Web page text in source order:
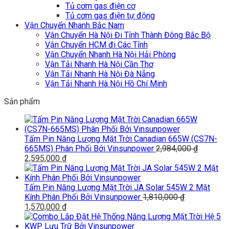
Tủ cơm gas điện cơ
Tủ cơm gas điện tự động
Vận Chuyển Nhanh Bắc Nam
Vận Chuyển Hà Nội Đi Tỉnh Thành Đông Bắc Bộ
Vận Chuyển HCM đi Các Tỉnh
Vận Chuyển Nhanh Hà Nội Hải Phòng
Vận Tải Nhanh Hà Nội Cần Thơ
Vận Tải Nhanh Hà Nội Đà Nẵng
Vận Tải Nhanh Hà Nội Hồ Chí Minh
Sản phẩm
Tấm Pin Năng Lượng Mặt Trời Canadian 665W (CS7N-
665MS) Phân Phối Bởi Vinsunpower 2,984,000₫
Giá
gốc
là:
2,984,000 ₫.
2,595,000 ₫Giá
hiện
tại
là:
2,595,000 ₫.
Tấm Pin Năng Lượng Mặt Trời JA Solar 545W 2 Mặt
Kính Phân Phối Bởi Vinsunpower 1,810,000₫
Giá
gốc
là:
1,570,000 ₫Giá
hiện
tại